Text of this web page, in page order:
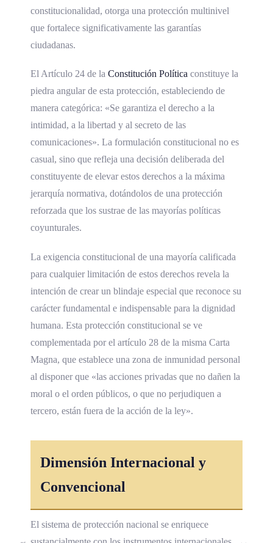
constitucionalidad, otorga una protección multinivel
que fortalece significativamente las garantías
ciudadanas.
El Artículo 24 de la Constitución Política constituye la
piedra angular de esta protección, estableciendo de
manera categórica: «Se garantiza el derecho a la
intimidad, a la libertad y al secreto de las
comunicaciones». La formulación constitucional no es
casual, sino que refleja una decisión deliberada del
constituyente de elevar estos derechos a la máxima
jerarquía normativa, dotándolos de una protección
reforzada que los sustrae de las mayorías políticas
coyunturales.
La exigencia constitucional de una mayoría calificada
para cualquier limitación de estos derechos revela la
intención de crear un blindaje especial que reconoce su
carácter fundamental e indispensable para la dignidad
humana. Esta protección constitucional se ve
complementada por el artículo 28 de la misma Carta
Magna, que establece una zona de inmunidad personal
al disponer que «las acciones privadas que no dañen la
moral o el orden públicos, o que no perjudiquen a
tercero, están fuera de la acción de la ley».
Dimensión Internacional y
Convencional
El sistema de protección nacional se enriquece